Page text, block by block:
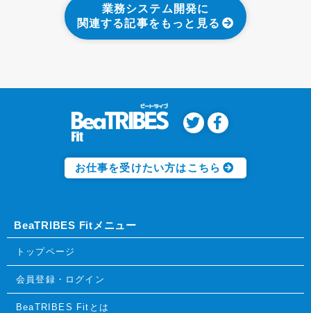
業務システム開発に
関連する記事をもっと見る
お仕事を受けたい方はこちら
BeaTRIBES Fitメニュー
トップページ
会員登録・ログイン
BeaTRIBES Fitとは